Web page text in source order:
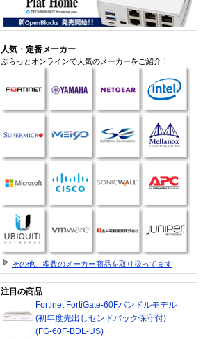
人気・定番メーカー
ぷらっとオンラインで人気のメーカーをご紹介！
その他、多数のメーカー商品を取り扱ってます
注目の商品
Fortinet FortiGate-60Fバンドルモデル
(初年度先出しセンドバック保守付)
(FG-60F-BDL-US)